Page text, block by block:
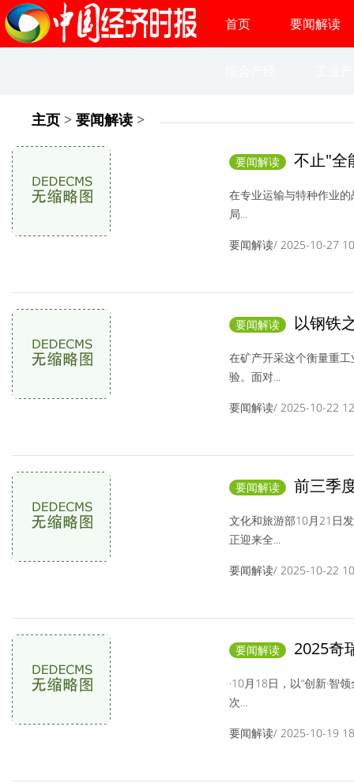
首页 要闻解读
主页 > 要闻解读 >
要闻解读
不止"全
运输护航！
在专业运输与特种作业的
局...
要闻解读/ 2025-10-27
要闻解读
以钢铁
塑矿产运输价值
在矿产开采这个衡量重
验。面对...
要闻解读/ 2025-10-22
要闻解读
前三季
旅游消费新趋势
文化和旅游部10月21日
正迎来全...
要闻解读/ 2025-10-22
要闻解读
2025奇
慧，创新驱动未
·10月18日，以“创新·智
次...
要闻解读/ 2025-10-19